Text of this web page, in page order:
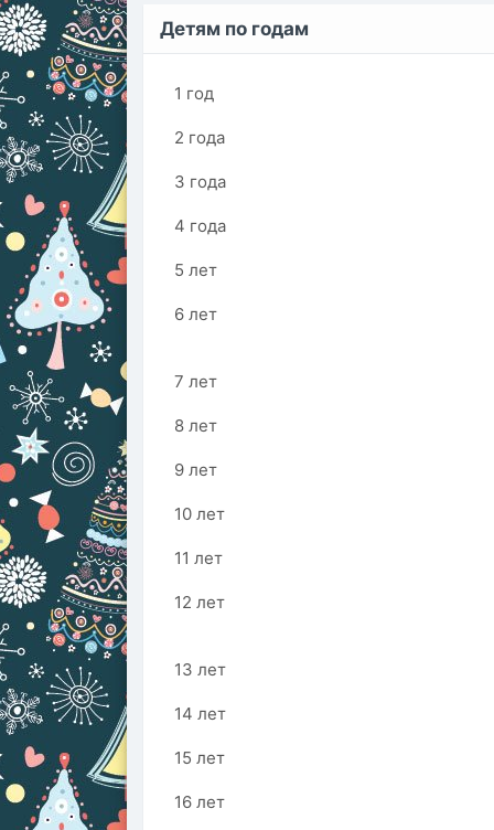
Детям по годам
1 год
2 года
3 года
4 года
5 лет
6 лет
7 лет
8 лет
9 лет
10 лет
11 лет
12 лет
13 лет
14 лет
15 лет
16 лет